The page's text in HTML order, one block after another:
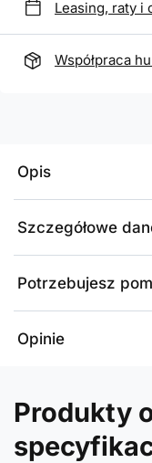
Leasing, raty i
Współpraca
Opis
Szczegółowe
Potrzebujesz
Opinie
Produkty